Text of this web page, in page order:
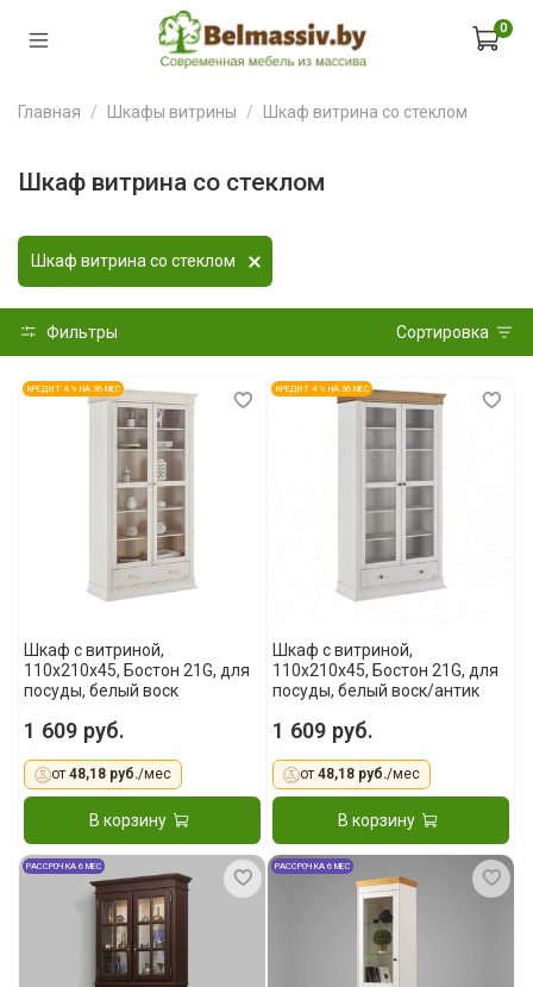
0
Главная Шкафы витрины Шкаф витрина со стеклом
Шкаф витрина со стеклом
Шкаф витрина со стеклом
Фильтры Сортировка
КРЕДИТ 4 % НА 36 МЕС
Шкаф с витриной,
110x210x45, Бостон 21G, для
посуды, белый воск
1 609 руб.
от48,18 руб./мес
В корзину
КРЕДИТ 4 % НА 36 МЕС
Шкаф с витриной,
110x210x45, Бостон 21G, для
посуды, белый воск/антик
1 609 руб.
от48,18 руб./мес
В корзину
РАССРОЧКА 6 МЕС РАССРОЧКА 6 МЕС